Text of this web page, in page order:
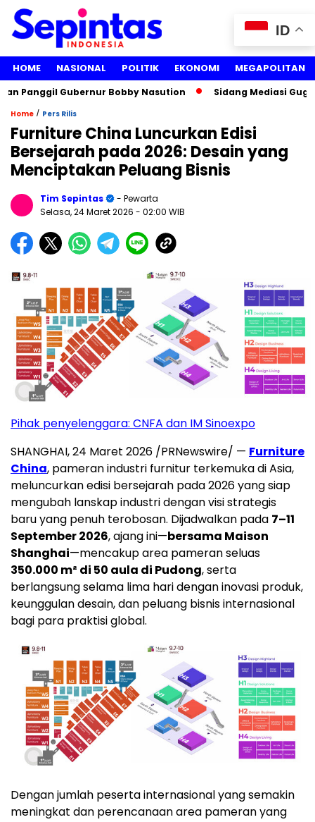
HOME NASIONAL POLITIK EKONOMI MEGAPOLITAN
Gubernur Bobby Nasution Sidang Mediasi
Home / Pers Rilis
Furniture China Luncurkan Edisi
Bersejarah pada 2026: Desain yang
Menciptakan Peluang Bisnis
Tim Sepintas
- Pewarta
Selasa, 24 Maret 2026 - 02:00 WIB
Pihak penyelenggara: CNFA dan IM Sinoexpo
SHANGHAI,24 Maret 2026 /PRNewswire/ — Furniture
China, pameran industri furnitur terkemuka di Asia,
meluncurkan edisi bersejarah pada 2026 yang siap
mengubah lanskap industri dengan visi strategis
baru yang penuh terobosan. Dijadwalkan pada 7–11
September 2026, ajang ini—bersama Maison
Shanghai—mencakup area pameran seluas
350.000 m² di 50 aula di Pudong, serta
berlangsung selama lima hari dengan inovasi produk,
keunggulan desain, dan peluang bisnis internasional
bagi para praktisi global.
Dengan jumlah peserta internasional yang semakin
meningkat dan perencanaan area pameran yang
ID